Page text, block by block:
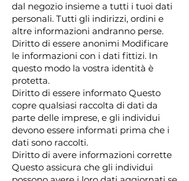
dal negozio insieme a tutti i tuoi dati
personali. Tutti gli indirizzi, ordini e
altre informazioni andranno perse.
Diritto di essere anonimi Modificare
le informazioni con i dati fittizi. In
questo modo la vostra identità è
protetta.
Diritto di essere informato Questo
copre qualsiasi raccolta di dati da
parte delle imprese, e gli individui
devono essere informati prima che i
dati sono raccolti.
Diritto di avere informazioni corrette
Questo assicura che gli individui